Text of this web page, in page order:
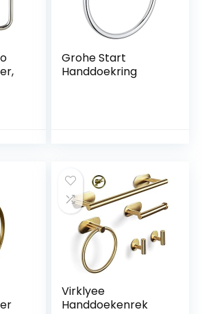
Grohe Start
Handdoekring
Virklyee
Handdoekenrek